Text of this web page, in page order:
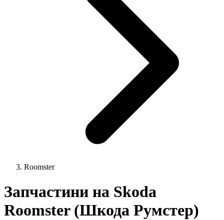
Roomster
Запчастини на Skoda
Roomster (Шкода Румстер)